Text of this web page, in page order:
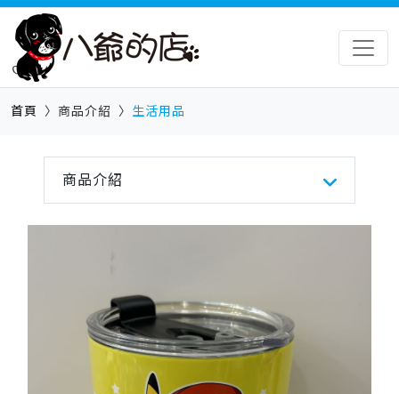
首頁 商品介紹 生活用品
商品介紹